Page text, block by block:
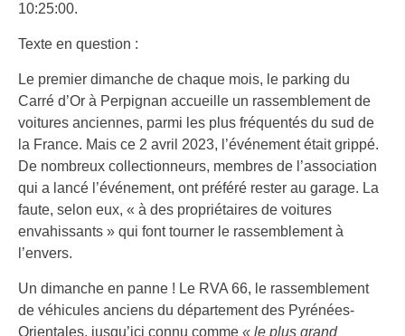
10:25:00.
Texte en question :
Le premier dimanche de chaque mois, le parking du
Carré d’Or à Perpignan accueille un rassemblement de
voitures anciennes, parmi les plus fréquentés du sud de
la France. Mais ce 2 avril 2023, l’événement était grippé.
De nombreux collectionneurs, membres de l’association
qui a lancé l’événement, ont préféré rester au garage. La
faute, selon eux, « à des propriétaires de voitures
envahissants » qui font tourner le rassemblement à
l’envers.
Un dimanche en panne ! Le RVA 66, le rassemblement
de véhicules anciens du département des Pyrénées-
Orientales, jusqu’ici connu comme « le plus grand